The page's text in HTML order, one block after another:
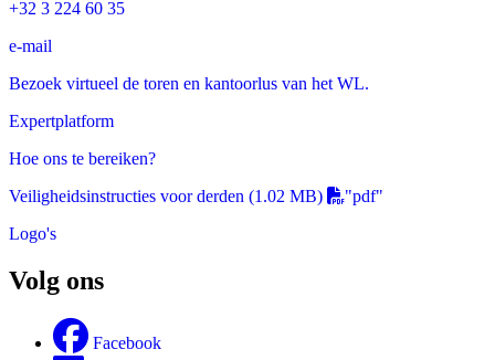
+32 3 224 60 35
e-mail
Bezoek virtueel de toren en kantoorlus van het WL.
Expertplatform
Hoe ons te bereiken?
Veiligheidsinstructies voor derden (1.02 MB)
"pdf"
Logo's
Volg ons
Facebook